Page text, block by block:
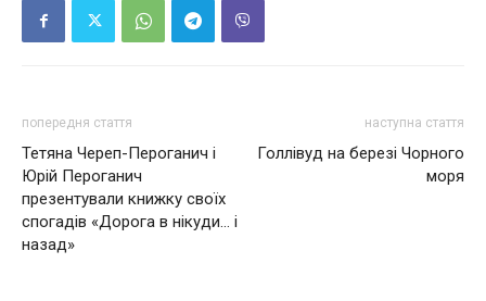
попередня стаття
Тетяна Череп-Пероганич і
Юрій Пероганич
презентували книжку своїх
спогадів «Дорога в нікуди… і
назад»
наступна стаття
Голлівуд на березі Чорного
моря